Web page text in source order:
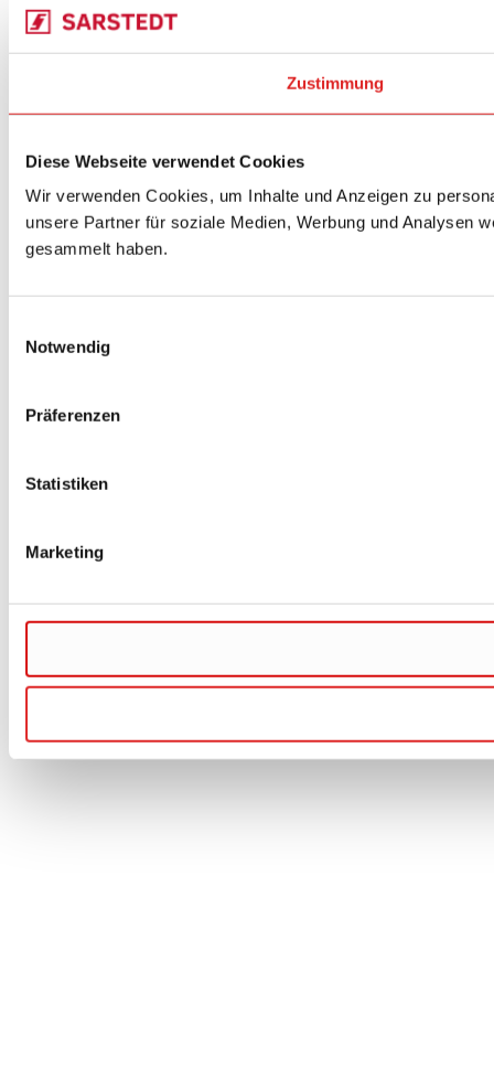
Zustimmung
Diese Webseite verwendet Cookies
Wir verwenden Cookies, um Inhalte und Anzeigen zu
unsere Partner für soziale Medien, Werbung und Analysen
gesammelt haben.
Notwendig
Präferenzen
Statistiken
Marketing